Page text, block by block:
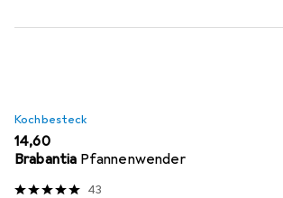
Kochbesteck
EUR
14,60
Brabantia Pfannenwender
43